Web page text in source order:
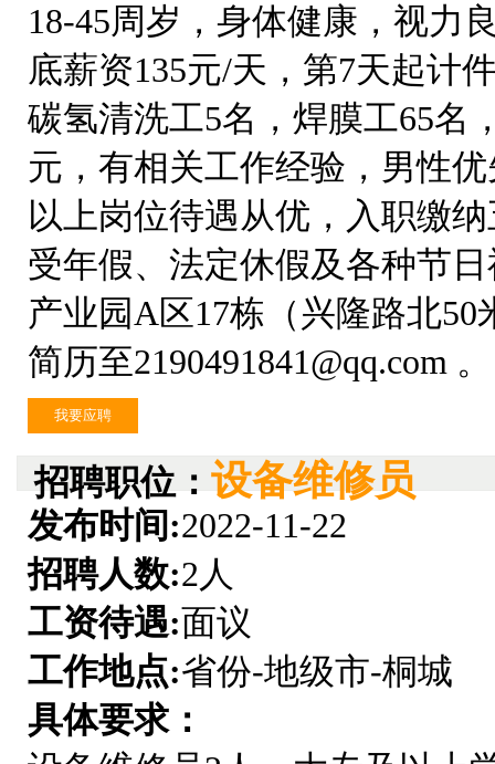
18-45周岁，身体健康，视力
底薪资135元/天，第7天起计
碳氢清洗工5名，焊膜工65名
元，有相关工作经验，男性
以上岗位待遇从优，入职缴
受年假、法定休假及各种节
产业园A区17栋（兴隆路北50
简历至2190491841@qq.com 。
我要应聘
招聘职位： 设备维修员
发布时间:2022-11-22
招聘人数:2人
工资待遇:面议
工作地点:省份-地级市-桐城
具体要求：